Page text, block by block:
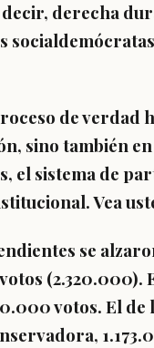
derecha
de verdad
sino también
el sistema de
Vea
se
(2.320.000).
votos. El